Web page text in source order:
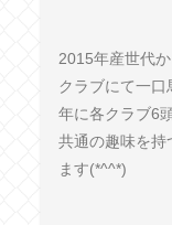
2015年産世代
クラブにて一口
年に各クラブ6
共通の趣味を持
ます(*^^*)